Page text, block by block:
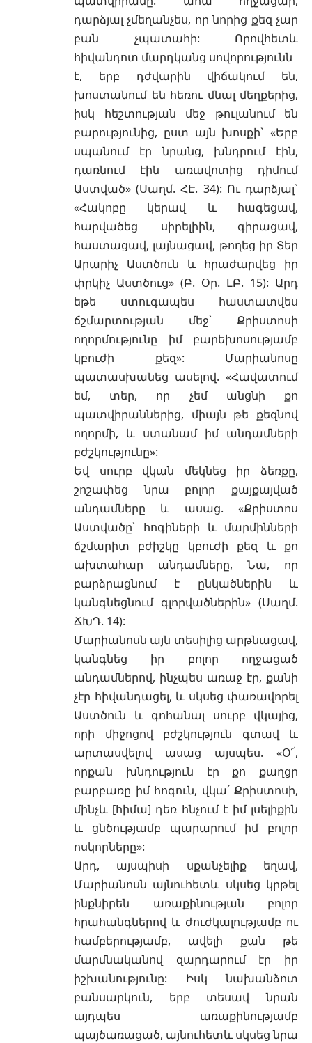
դարձյալ չմեղանչես, որ նորից քեզ չար
բան չպատահի: Որովհետև
հիվանդոտ մարդկանց սովորությունն
է, երբ դժվարին վիճակում են,
խոստանում են հեռու մնալ մեղքերից,
իսկ հեշտության մեջ թուլանում են
բարությունից, ըստ այն խոսքի` «Երբ
սպանում էր նրանց, խնդրում էին,
դառնում էին առավոտից դիմում
Աստված» (Սաղմ. ՀԷ. 34): Ու դարձյալ`
«Հակոբը կերավ և հագեցավ,
հարվածեց սիրելիին, գիրացավ,
հաստացավ, լայնացավ, թողեց իր Տեր
Արարիչ Աստծուն և հրաժարվեց իր
փրկիչ Աստծուց» (Բ. Օր. ԼԲ. 15): Արդ
եթե ստուգապես հաստատվես
ճշմարտության մեջ` Քրիստոսի
ողորմությունը իմ բարեխոսությամբ
կբուժի քեզ»: Մարիանոսը
պատասխանեց ասելով. «Հավատում
եմ, տեր, որ չեմ անցնի քո
պատվիրաններից, միայն թե քեզնով
ողորմի, և ստանամ իմ անդամների
բժշկությունը»:
Եվ սուրբ վկան մեկնեց իր ձեռքը,
շոշափեց նրա բոլոր քայքայված
անդամները և ասաց. «Քրիստոս
Աստվածը` հոգիների և մարմինների
ճշմարիտ բժիշկը կբուժի քեզ և քո
ախտահար անդամները, Նա, որ
բարձրացնում է ընկածներին և
կանգնեցնում գլորվածներին» (Սաղմ.
ՃԽԴ. 14):
Մարիանոսն այն տեսիլից արթնացավ,
կանգնեց իր բոլոր ողջացած
անդամներով, ինչպես առաջ էր, քանի
չէր հիվանդացել, և սկսեց փառավորել
Աստծուն և գոհանալ սուրբ վկայից,
որի միջոցով բժշկություն գտավ և
արտասվելով ասաց այսպես. «Օ՜,
որքան խնդություն էր քո քաղցր
բարբառը իմ հոգուն, վկա՛ Քրիստոսի,
մինչև [հիմա] դեռ հնչում է իմ լսելիքին
և ցնծությամբ պարարում իմ բոլոր
ոսկորները»:
Արդ, այսպիսի սքանչելիք եղավ,
Մարիանոսն այնուհետև սկսեց կրթել
ինքնիրեն առաքինության բոլոր
հրահանգներով և ժուժկալությամբ ու
համբերությամբ, ավելի քան թե
մարմնականով զարդարում էր իր
իշխանությունը: Իսկ նախանձոտ
բանսարկուն, երբ տեսավ նրան
այդպես առաքինությամբ
պայծառացած, այնուհետև սկսեց նրա